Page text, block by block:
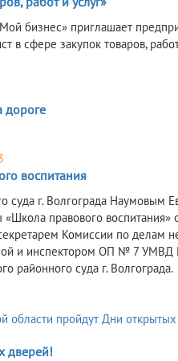
бизнес» приглашает
сфере закупок товаров,
дороге
воспитания
суда г. Волгограда Наумовым
правового
Комиссии по делам
и инспектором ОП № 7 УМВД
районного суда г. Волгограда.
дверей!